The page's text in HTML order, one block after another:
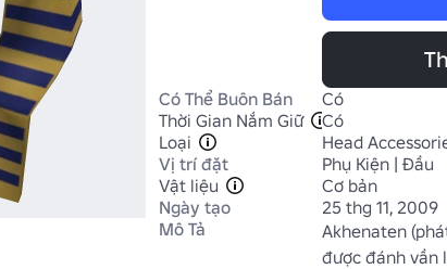
Có Thể Buôn Bán
Có
Thời Gian Nắm Giữ
Có
Loại
Head
Vị trí đặt
Phụ Kiện | Đầu
Vật liệu
Cơ bản
Ngày tạo
25 thg 11, 2009
Mô Tả
Akhenaten
được đánh vần